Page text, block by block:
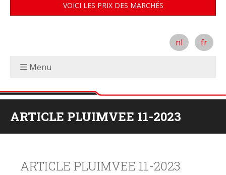
VOICI LES PRIX DES MARCHÉS
nl fr
Menu
ARTICLE PLUIMVEE 11-2023
ARTICLE PLUIMVEE 11-2023